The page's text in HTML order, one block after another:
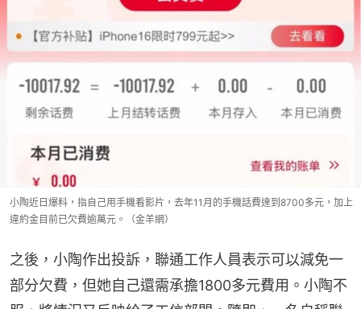
小陶近日爆料，指自己用手機看影片，去年11月的手機話費達到8700多元，加上
違約金目前已欠費逾萬元。（金羊網）
之後，小陶作出投訴，聯通工作人員表示可以減免一
部分欠費，但她自己還需承擔1800多元費用。小陶不